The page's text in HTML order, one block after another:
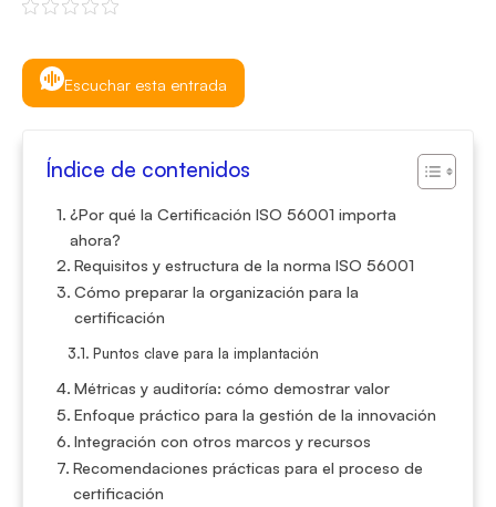
Escuchar esta entrada
Índice de contenidos
¿Por qué la Certificación ISO 56001 importa
ahora?
Requisitos y estructura de la norma ISO 56001
Cómo preparar la organización para la
certificación
Puntos clave para la implantación
Métricas y auditoría: cómo demostrar valor
Enfoque práctico para la gestión de la innovación
Integración con otros marcos y recursos
Recomendaciones prácticas para el proceso de
certificación